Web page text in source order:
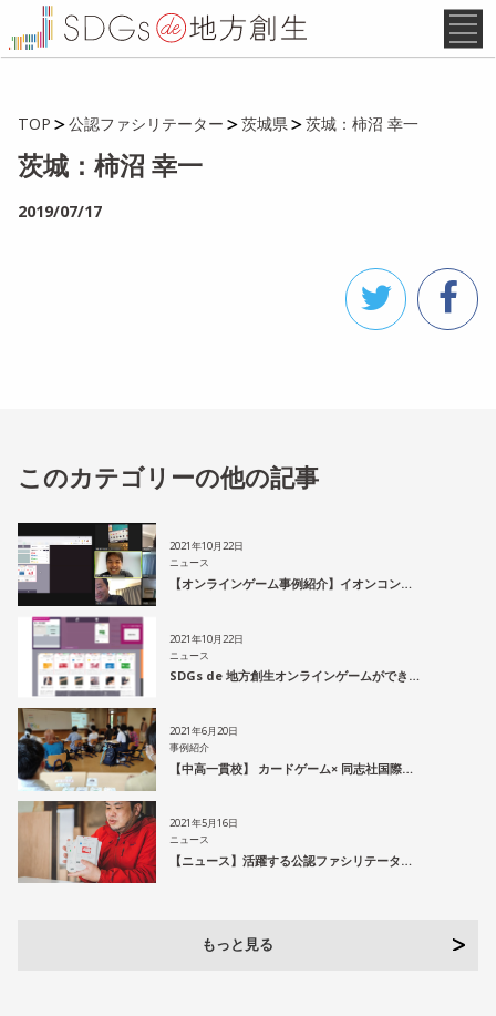
TOP 公認ファシリテーター 茨城県 茨城：柿沼 幸一
茨城：柿沼 幸一
2019/07/17
このカテゴリーの他の記事
2021年10月22日
ニュース
【オンラインゲーム事例紹介】イオンコン…
2021年10月22日
ニュース
SDGs de 地方創生オンラインゲームができ…
2021年6月20日
事例紹介
【中高一貫校】 カードゲーム× 同志社国際…
2021年5月16日
ニュース
【ニュース】活躍する公認ファシリテータ…
もっと見る